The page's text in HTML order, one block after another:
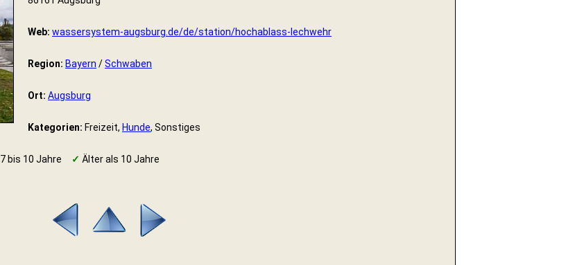
Web: wassersystem-augsburg.de/de/station/hochablass-lechwehr
Region: Bayern /Schwaben
Ort: Augsburg
Kategorien: Freizeit, Hunde, Sonstiges
7 bis 10 Jahre ✓ Älter als 10 Jahre